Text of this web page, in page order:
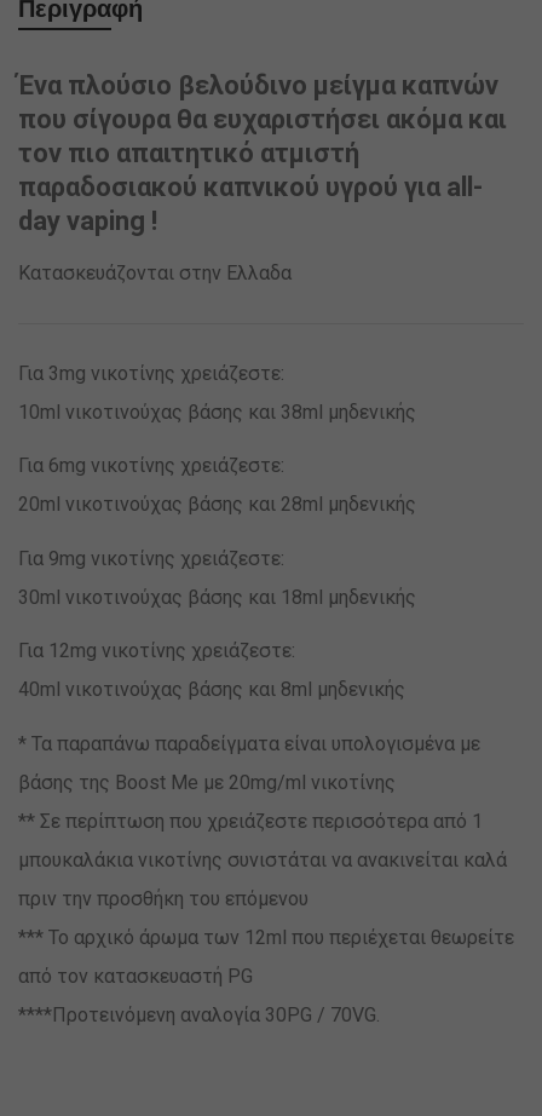
Περιγραφή
Ένα πλούσιο βελούδινο μείγμα καπνών
που σίγουρα θα ευχαριστήσει ακόμα και
τον πιο απαιτητικό ατμιστή
παραδοσιακού καπνικού υγρού για all-
day vaping !
Κατασκευάζονται στην Ελλαδα
Για 3mg νικοτίνης χρειάζεστε:
10ml νικοτινούχας βάσης και 38ml μηδενικής
Για 6mg νικοτίνης χρειάζεστε:
20ml νικοτινούχας βάσης και 28ml μηδενικής
Για 9mg νικοτίνης χρειάζεστε:
30ml νικοτινούχας βάσης και 18ml μηδενικής
Για 12mg νικοτίνης χρειάζεστε:
40ml νικοτινούχας βάσης και 8ml μηδενικής
* Τα παραπάνω παραδείγματα είναι υπολογισμένα με
βάσης της Boost Me με 20mg/ml νικοτίνης
** Σε περίπτωση που χρειάζεστε περισσότερα από 1
μπουκαλάκια νικοτίνης συνιστάται να ανακινείται καλά
πριν την προσθήκη του επόμενου
*** Το αρχικό άρωμα των 12ml που περιέχεται θεωρείτε
από τον κατασκευαστή PG
****Προτεινόμενη αναλογία 30PG / 70VG.